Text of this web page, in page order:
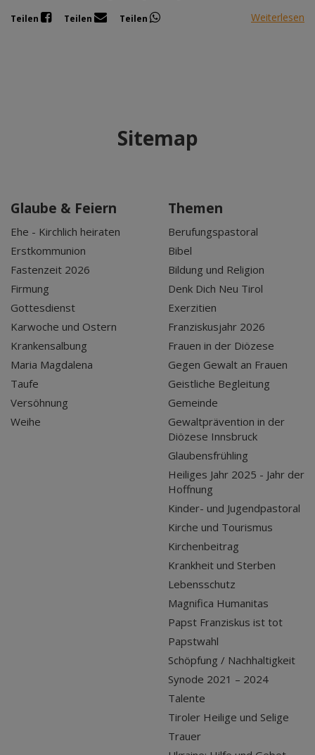
Teilen Teilen Teilen Weiterlesen
Sitemap
Glaube & Feiern
Ehe - Kirchlich heiraten
Erstkommunion
Fastenzeit 2026
Firmung
Gottesdienst
Karwoche und Ostern
Krankensalbung
Maria Magdalena
Taufe
Versöhnung
Weihe
Themen
Berufungspastoral
Bibel
Bildung und Religion
Denk Dich Neu Tirol
Exerzitien
Franziskusjahr 2026
Frauen in der Diözese
Gegen Gewalt an Frauen
Geistliche Begleitung
Gemeinde
Gewaltprävention in der
Diözese Innsbruck
Glaubensfrühling
Heiliges Jahr 2025 - Jahr der
Hoffnung
Kinder- und Jugendpastoral
Kirche und Tourismus
Kirchenbeitrag
Krankheit und Sterben
Lebensschutz
Magnifica Humanitas
Papst Franziskus ist tot
Papstwahl
Schöpfung / Nachhaltigkeit
Synode 2021 – 2024
Talente
Tiroler Heilige und Selige
Trauer